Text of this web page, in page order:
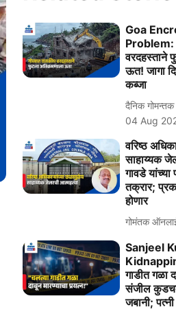
Goa
Problem:
वरदहस्ताने
ऊत! जागा
कब्जा
दैनिक
04 Aug
वरिष्‍ठ
साहाय्यक
गावडे यांच्‍या
तक्रार;
होणार
गोमंतक
Sanjeel
गाडीत गळा
संजील
जबानी;